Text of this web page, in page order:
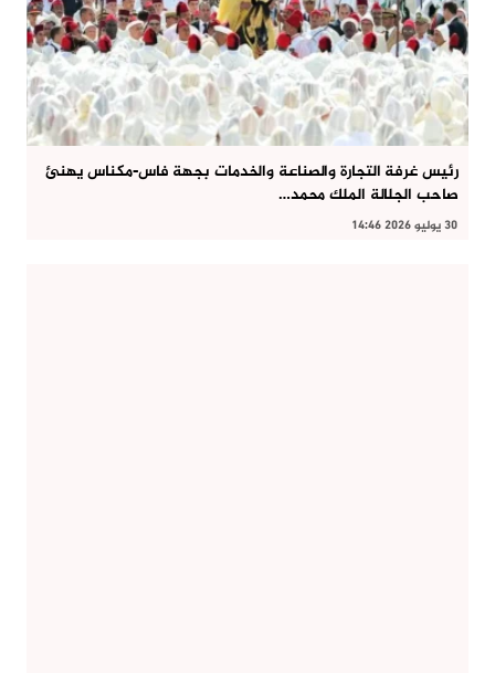
رئيس غرفة التجارة والصناعة والخدمات بجهة فاس-مكناس يهنئ
صاحب الجلالة الملك محمد…
30 يوليو 2026 14:46